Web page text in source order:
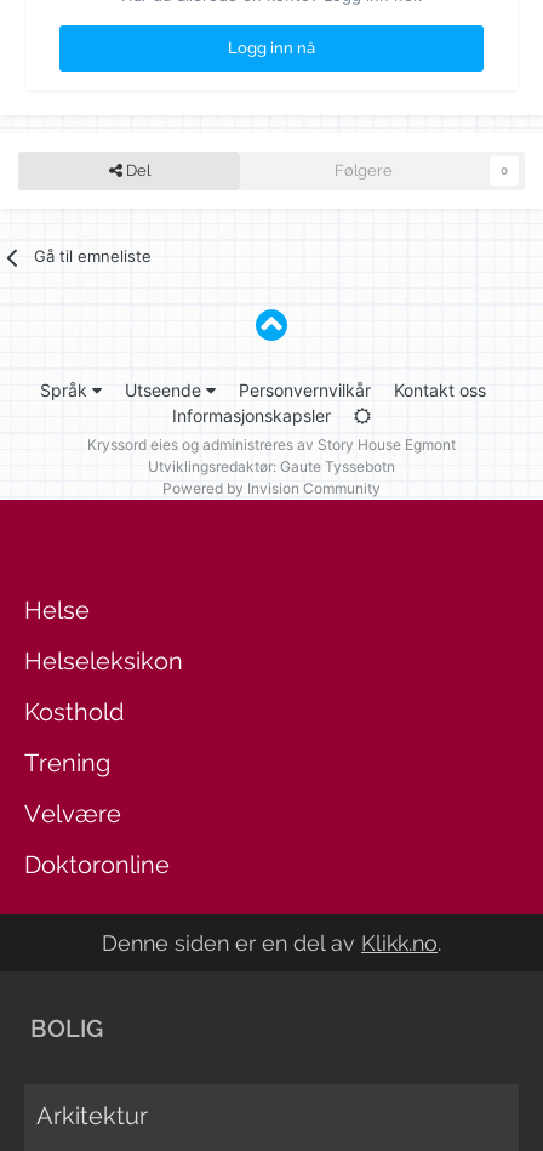
Logg inn nå
Del Følgere 0
Gå til emneliste
Språk Utseende Personvernvilkår
Kontakt oss
Informasjonskapsler
Kryssord eies og administreres av Story House Egmont
Utviklingsredaktør: Gaute Tyssebotn
Powered by Invision Community
Helse
Helseleksikon
Kosthold
Trening
Velvære
Doktoronline
Denne siden er en del av Klikk.no.
BOLIG
Arkitektur